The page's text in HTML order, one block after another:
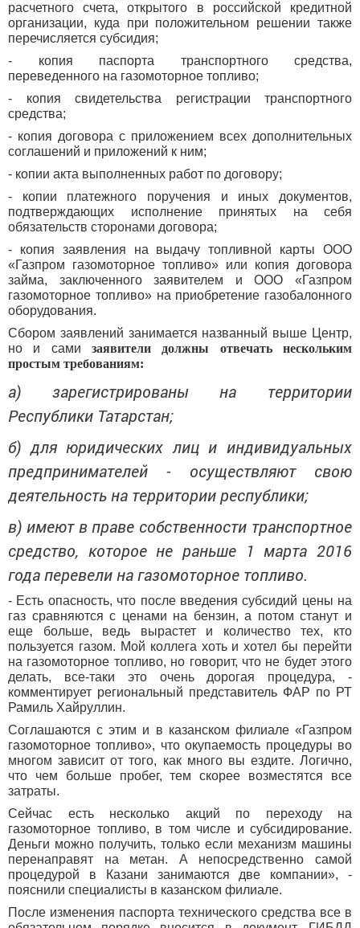
расчетного счета, открытого в российской кредитной
организации, куда при положительном решении также
перечисляется субсидия;
- копия паспорта транспортного средства,
переведенного на газомоторное топливо;
- копия свидетельства регистрации транспортного
средства;
- копия договора с приложением всех дополнительных
соглашений и приложений к ним;
- копии акта выполненных работ по договору;
- копии платежного поручения и иных документов,
подтверждающих исполнение принятых на себя
обязательств сторонами договора;
- копия заявления на выдачу топливной карты ООО
«Газпром газомоторное топливо» или копия договора
займа, заключенного заявителем и ООО «Газпром
газомоторное топливо» на приобретение газобалонного
оборудования.
Сбором заявлений занимается названный выше Центр,
но и сами заявители должны отвечать нескольким
простым требованиям:
а) зарегистрированы на территории
Республики Татарстан;
б) для юридических лиц и индивидуальных
предпринимателей - осуществляют свою
деятельность на территории республики;
в) имеют в праве собственности транспортное
средство, которое не раньше 1 марта 2016
года перевели на газомоторное топливо.
- Есть опасность, что после введения субсидий цены на
газ сравняются с ценами на бензин, а потом станут и
еще больше, ведь вырастет и количество тех, кто
пользуется газом. Мой коллега хоть и хотел бы перейти
на газомоторное топливо, но говорит, что не будет этого
делать, все-таки это очень дорогая процедура, -
комментирует региональный представитель ФАР по РТ
Рамиль Хайруллин.
Соглашаются с этим и в казанском филиале «Газпром
газомоторное топливо», что окупаемость процедуры во
многом зависит от того, как много вы ездите. Логично,
что чем больше пробег, тем скорее возместятся все
затраты.
Сейчас есть несколько акций по переходу на
газомоторное топливо, в том числе и субсидирование.
Деньги можно получить, только если механизм машины
перенаправят на метан. А непосредственно самой
процедурой в Казани занимаются две компании», -
пояснили специалисты в казанском филиале.
После изменения паспорта технического средства все в